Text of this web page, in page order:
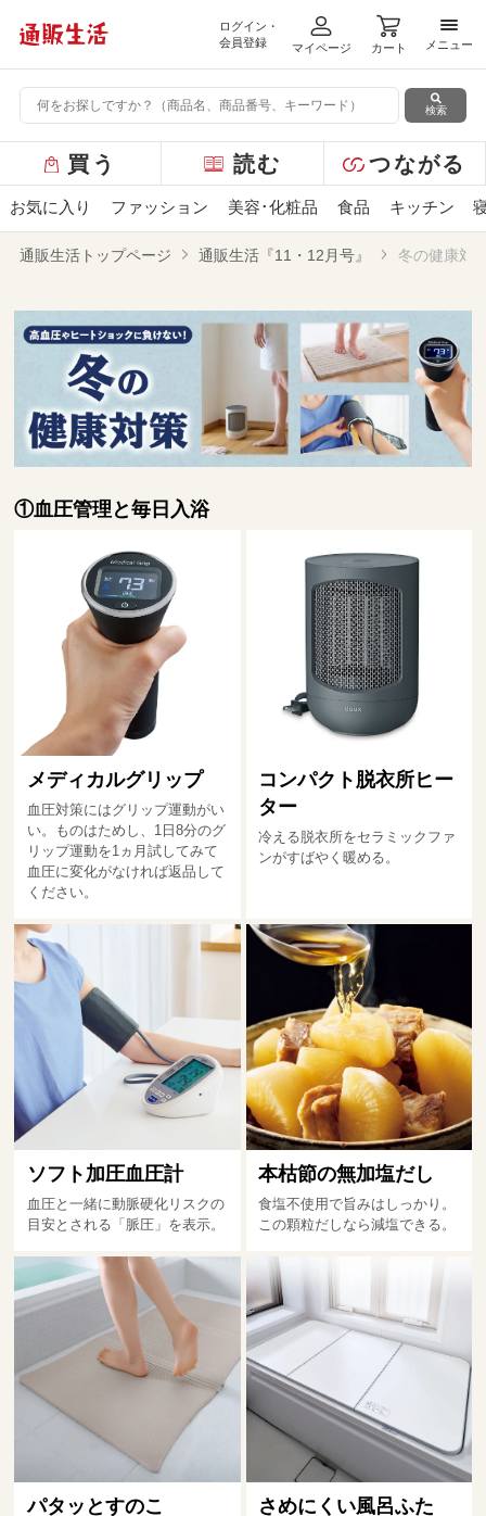
ログイン・
会員登録
マイページ カート
メニ
メニュー
検索
ー
バ
ュ
買う 読む つながる
お気に入り ファッション 美容･化粧品 食品 キッチン
通販生活トップページ 通販生活『11・12月号』 冬の健康対
①血圧管理と毎日入浴
メディカルグリップ
血圧対策にはグリップ運動がい
い。ものはためし、1日8分のグ
リップ運動を1ヵ月試してみて
血圧に変化がなければ返品して
ください。
コンパクト脱衣所ヒー
ター
冷える脱衣所をセラミックファ
ンがすばやく暖める。
ソフト加圧血圧計
血圧と一緒に動脈硬化リスクの
目安とされる「脈圧」を表示。
本枯節の無加塩だし
食塩不使用で旨みはしっかり。
この顆粒だしなら減塩できる。
パタッとすのこ さめにくい風呂ふた